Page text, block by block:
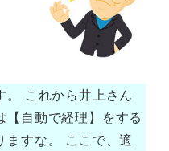
。 これから井上さん
【自動で経理】をする
ますな。 ここで、適